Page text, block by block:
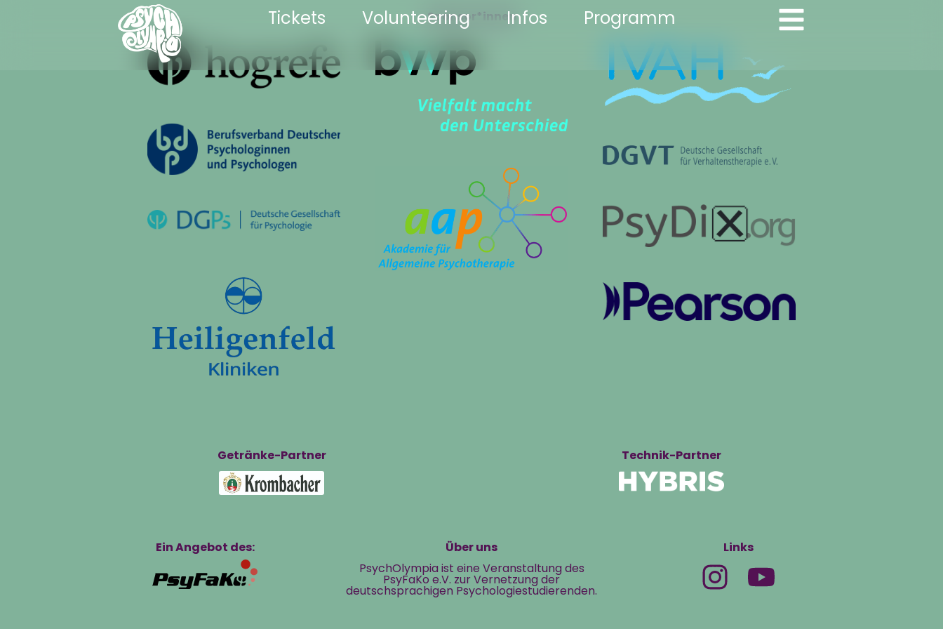
Tickets Volunteering Infos Programm
Sponsor*innen
Getränke-Partner Technik-Partner
Ein Angebot des:
Über uns
PsychOlympia ist eine Veranstaltung des
PsyFaKo e.V. zur Vernetzung der
deutschsprachigen Psychologiestudierenden.
Links